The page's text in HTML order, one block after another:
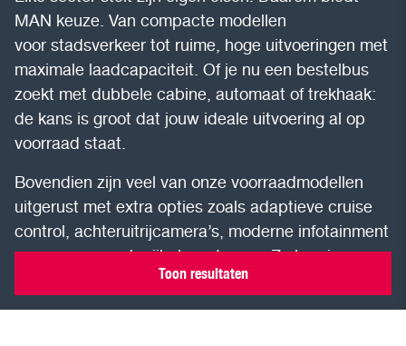
Toon resultaten
MAN keuze. Van compacte modellen
voor stadsverkeer tot ruime, hoge uitvoeringen met
maximale laadcapaciteit. Of je nu een bestelbus
zoekt met dubbele cabine, automaat of trekhaak:
de kans is groot dat jouw ideale uitvoering al op
voorraad staat.
Bovendien zijn veel van onze voorraadmodellen
uitgerust met extra opties zoals adaptieve cruise
control, achteruitrijcamera’s, moderne infotainment
en geavanceerde rijhulpsystemen. Zo ben je
voorbereid op elke rit, elke werkdag, elk seizoen.